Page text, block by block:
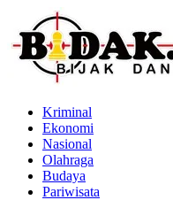
Kriminal
Ekonomi
Nasional
Olahraga
Budaya
Pariwisata